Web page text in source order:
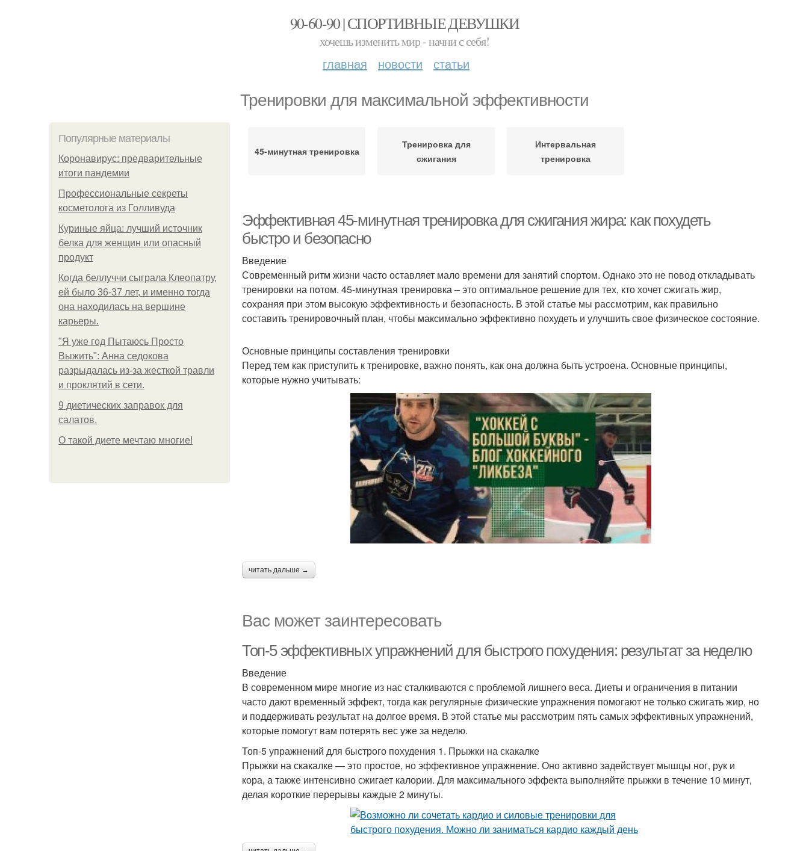
90-60-90 | СПОРТИВНЫЕ ДЕВУШКИ
хочешь изменить мир - начни с себя!
главная новости статьи
Тренировки для максимальной эффективности
Популярные материалы
Коронавирус: предварительные
итоги пандемии
Профессиональные секреты
косметолога из Голливуда
Куриные яйца: лучший источник
белка для женщин или опасный
продукт
Когда беллуччи сыграла Клеопатру,
ей было 36-37 лет, и именно тогда
она находилась на вершине
карьеры.
"Я уже год Пытаюсь Просто
Выжить": Анна седокова
разрыдалась из-за жесткой травли
и проклятий в сети.
9 диетических заправок для
салатов.
О такой диете мечтаю многие!
45-минутная тренировка
Тренировка для
сжигания
Интервальная
тренировка
Эффективная 45-минутная тренировка для сжигания жира: как похудеть
быстро и безопасно
Введение
Современный ритм жизни часто оставляет мало времени для занятий спортом. Однако это не повод откладывать
тренировки на потом. 45-минутная тренировка – это оптимальное решение для тех, кто хочет сжигать жир,
сохраняя при этом высокую эффективность и безопасность. В этой статье мы рассмотрим, как правильно
составить тренировочный план, чтобы максимально эффективно похудеть и улучшить свое физическое состояние.
Основные принципы составления тренировки
Перед тем как приступить к тренировке, важно понять, как она должна быть устроена. Основные принципы,
которые нужно учитывать:
читать дальше →
Вас может заинтересовать
Топ-5 эффективных упражнений для быстрого похудения: результат за неделю
Введение
В современном мире многие из нас сталкиваются с проблемой лишнего веса. Диеты и ограничения в питании
часто дают временный эффект, тогда как регулярные физические упражнения помогают не только сжигать жир, но
и поддерживать результат на долгое время. В этой статье мы рассмотрим пять самых эффективных упражнений,
которые помогут вам потерять вес уже за неделю.
Топ-5 упражнений для быстрого похудения 1. Прыжки на скакалке
Прыжки на скакалке — это простое, но эффективное упражнение. Оно активно задействует мышцы ног, рук и
кора, а также интенсивно сжигает калории. Для максимального эффекта выполняйте прыжки в течение 10 минут,
делая короткие перерывы каждые 2 минуты.